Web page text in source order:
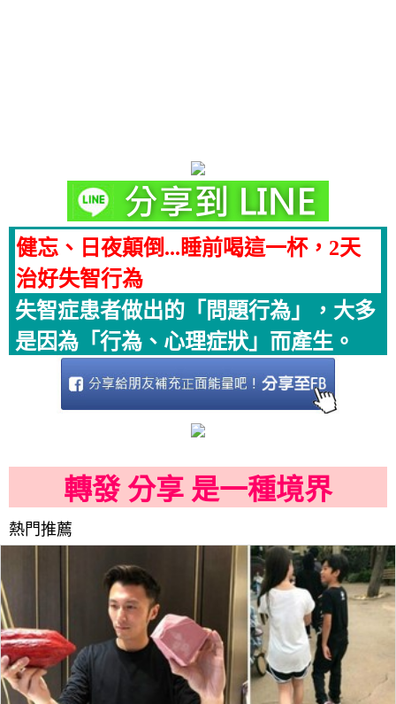
健忘、日夜顛倒...睡前喝這一杯，2天
治好失智行為
失智症患者做出的「問題行為」，大多
是因為「行為、心理症狀」而產生。
轉發 分享 是一種境界
熱門推薦